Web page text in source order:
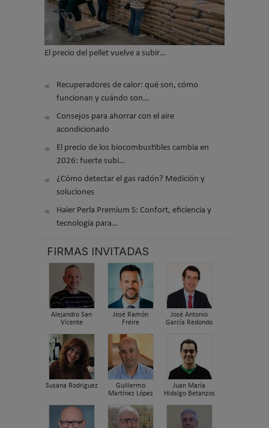
El precio del pellet vuelve a subir…
Recuperadores de calor: qué son, cómo
funcionan y cuándo son…
Consejos para ahorrar con el aire
acondicionado
El precio de los biocombustibles cambia en
2026: fuerte subi…
¿Cómo detectar el gas radón? Medición y
soluciones
Haier Perla Premium S: Confort, eficiencia y
tecnología para…
FIRMAS INVITADAS
Alejandro San
Vicente
José Ramón
Freire
José Antonio
García Redondo
Susana Rodriguez
Guillermo
Martínez López
Juan María
Hidalgo Betanzos